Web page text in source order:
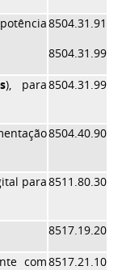
8504.31.91
8504.31.99
), para8504.31.99
8504.40.90
para8511.80.30
8517.19.20
com8517.21.10